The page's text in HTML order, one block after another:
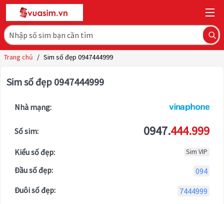
Trang chủ / Sim số đẹp 0947444999
Sim số đẹp 0947444999
Nhà mạng:
Số sim: 0947.444.999
Kiểu số đẹp: Sim VIP
Đầu số đẹp:
094
Đuôi số đẹp:
7444999